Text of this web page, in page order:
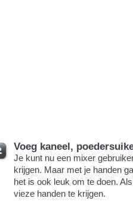
Voeg kaneel,
Je kunt nu een mixer
krijgen. Maar met je handen
het is ook leuk om te doen.
vieze handen te krijgen.